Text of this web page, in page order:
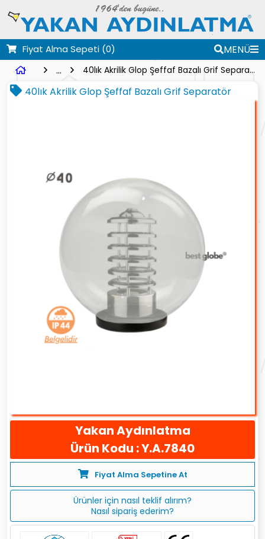
Fiyat Alma Sepeti (0)
MENÜ
...
40lık Akrilik Glop Şeffaf Bazalı Grif Separatör
40lık Akrilik Glop Şeffaf Bazalı Grif Separatör
Yakan Aydınlatma
Ürün Kodu : Y.A.7840
Fiyat Alma Sepetine At
Ürünler için nasıl teklif alırım?
Nasıl sipariş ederim?